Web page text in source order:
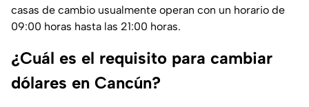
casas de cambio usualmente operan con un horario de
09:00 horas hasta las 21:00 horas.
¿Cuál es el requisito para cambiar
dólares en Cancún?